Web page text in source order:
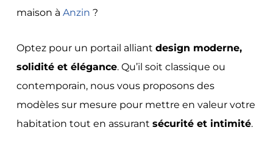
maison à Anzin ?
Optez pour un portail alliant design moderne,
solidité et élégance. Qu’il soit classique ou
contemporain, nous vous proposons des
modèles sur mesure pour mettre en valeur votre
habitation tout en assurant sécurité et intimité.